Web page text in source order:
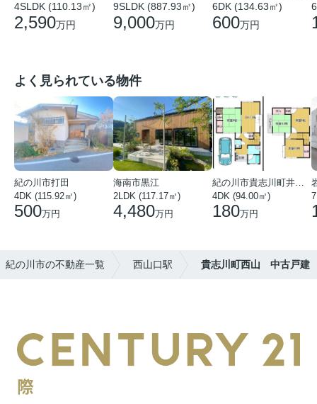
4SLDK (110.13㎡)
2,590万円
9SLDK (887.93㎡)
9,000万円
6DK (134.63㎡)
600万円
よく見られている物件
紀の川市打田
4DK (115.92㎡)
500万円
海南市黒江
2LDK (117.17㎡)
4,480万円
紀の川市貴志川町井ノ口
4DK (94.00㎡)
180万円
紀の川市の不動産一覧 西山口駅 貴志川町西山 中古戸建